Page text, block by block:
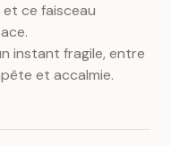
ce faisceau
instant fragile, entre
et accalmie.